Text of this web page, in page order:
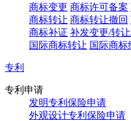
商标变更 商标许可备案
商标转让 商标转让撤回
商标补证 补发变更/转
国际商标转让 国际商标
专利
专利申请
发明专利保险申请
外观设计专利保险申请